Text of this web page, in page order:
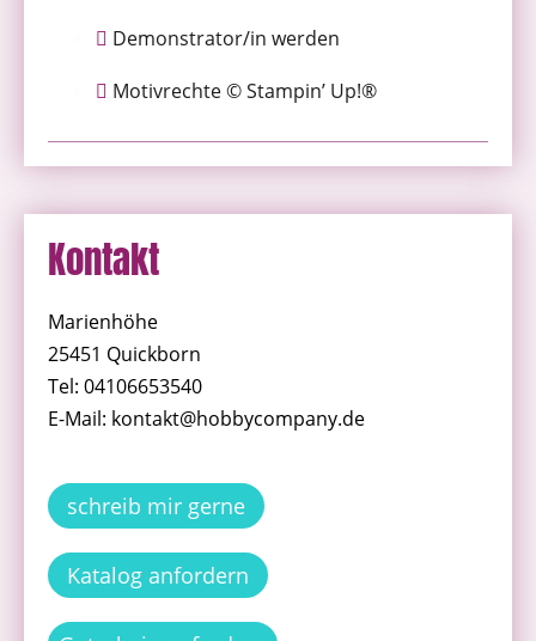
Demonstrator/in werden
Motivrechte © Stampin’ Up!®
Kontakt
Marienhöhe
25451 Quickborn
Tel: 04106653540
E-Mail: kontakt@hobbycompany.de
schreib mir gerne
Katalog anfordern